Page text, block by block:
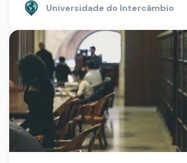
Universidade do Intercâmbio